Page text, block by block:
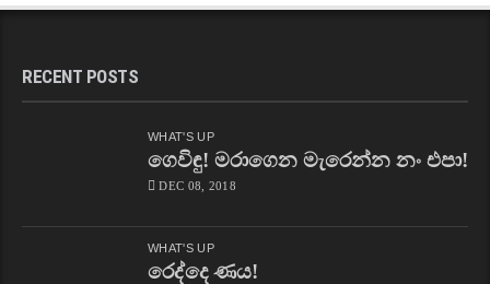
RECENT POSTS
WHAT'S UP
ගෙවිඳු! මරාගෙන මැරෙන්න නං එපා!
DEC 08, 2018
WHAT'S UP
රෙද්දෙ ණය!